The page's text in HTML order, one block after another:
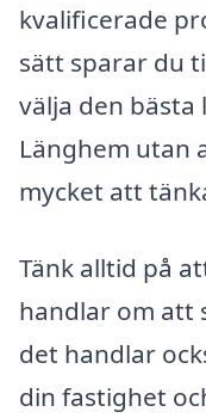
kvalificerade
sätt sparar du
välja den
Länghem utan
mycket att
Tänk alltid på
handlar om att
det handlar
din fastighet